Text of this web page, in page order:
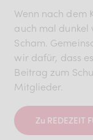
Wenn nach dem
auch mal dunkel
Scham.
wir dafür, dass
Beitrag zum
Mitglieder.
Zu REDEZEIT